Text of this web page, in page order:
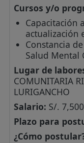
Cursos y/o
Capacitación
actualización
Constancia
Salud Mental
Lugar de
COMUNITARIA
LURIGANCHO
Salario: S/.
Plazo para
¿Cómo